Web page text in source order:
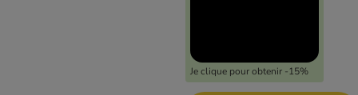
Je clique pour obtenir -15%